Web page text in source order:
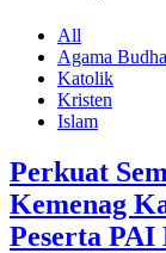
All
Agama Budha
Katolik
Kristen
Islam
Perkuat
Kemenag
Peserta